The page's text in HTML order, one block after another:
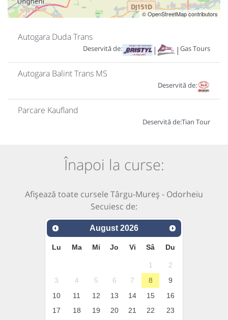
© OpenStreetMap contributors
Autogara Duda Trans
Deservită de: | | Gas Tours
Autogara Balint Trans MS
Deservită de:
Parcare Kaufland
Deservită de:Tian Tour
Înapoi la curse:
Afișează toate cursele Târgu-Mureș - Odorheiu
Secuiesc de:
August 2026
Lu Ma Mi Jo Vi Sâ Du
1
2
3
4 5 6 7 8
9
10
11 12 13 14 15
16
17
18 19 20 21 22
23